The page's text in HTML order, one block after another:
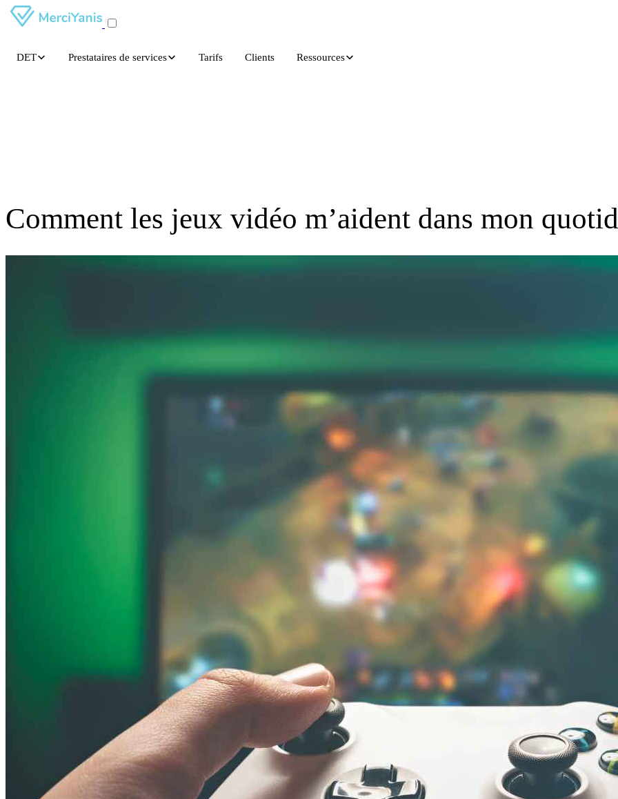
DET Prestataires de services Tarifs Clients Ressources
Comment les jeux vidéo m’aident dans mon